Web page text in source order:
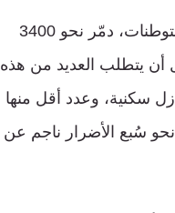
أضاف الموقع: “وفقًا لبيانات إدارة “زخم للشمال” التي تهتم بإعادة تأهيل المستوطنات، دمّر نحو 3400
من المحتمل أن يتطلب العديد من هذه
سكنية، وعدد أقل منها
نحو سُبع الأضرار ناجم عن